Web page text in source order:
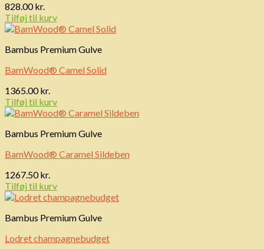
828.00kr.
Tilføj til kurv
Bambus Premium Gulve
BamWood® Camel Solid
1365.00kr.
Tilføj til kurv
Bambus Premium Gulve
BamWood® Caramel Sildeben
1267.50kr.
Tilføj til kurv
Bambus Premium Gulve
Lodret champagnebudget